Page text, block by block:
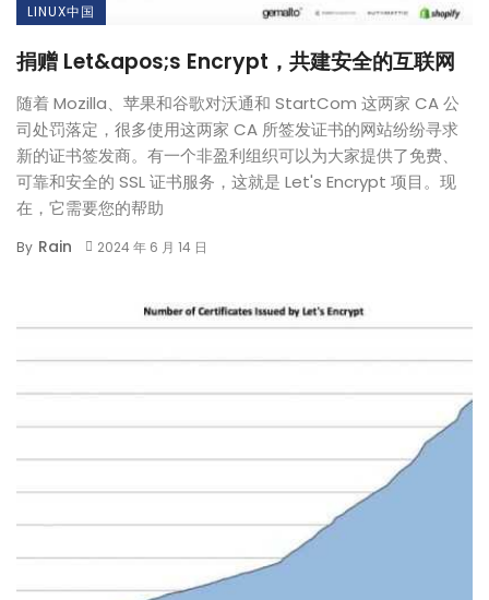
LINUX中国
捐赠 Let&apos;s Encrypt，共建安全的互联网
随着 Mozilla、苹果和谷歌对沃通和 StartCom 这两家 CA 公
司处罚落定，很多使用这两家 CA 所签发证书的网站纷纷寻求
新的证书签发商。有一个非盈利组织可以为大家提供了免费、
可靠和安全的 SSL 证书服务，这就是 Let's Encrypt 项目。现
在，它需要您的帮助
By Rain 2024 年 6 月 14 日